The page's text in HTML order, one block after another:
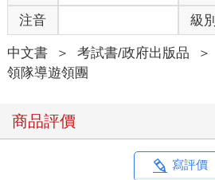
注音 級別
中文書 ＞ 考試書/政府出版品 ＞
領隊導遊領團
商品評價
寫評價